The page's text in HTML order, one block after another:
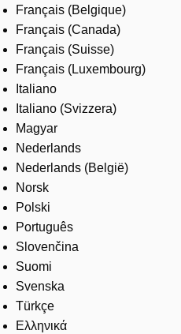
Français (Belgique)
Français (Canada)
Français (Suisse)
Français (Luxembourg)
Italiano
Italiano (Svizzera)
Magyar
Nederlands
Nederlands (België)
Norsk
Polski
Português
Slovenčina
Suomi
Svenska
Türkçe
Ελληνικά